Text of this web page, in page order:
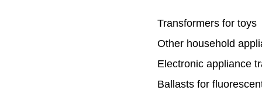
Transformers for toys
Other household
Electronic appliance
Ballasts for